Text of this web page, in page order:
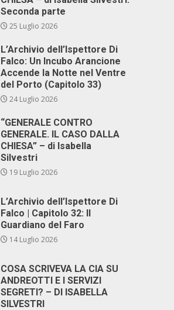
Seconda parte
25 Luglio 2026
L’Archivio dell’Ispettore Di
Falco: Un Incubo Arancione
Accende la Notte nel Ventre
del Porto (Capitolo 33)
24 Luglio 2026
“GENERALE CONTRO
GENERALE. IL CASO DALLA
CHIESA” – di Isabella
Silvestri
19 Luglio 2026
L’Archivio dell’Ispettore Di
Falco | Capitolo 32: Il
Guardiano del Faro
14 Luglio 2026
COSA SCRIVEVA LA CIA SU
ANDREOTTI E I SERVIZI
SEGRETI? – DI ISABELLA
SILVESTRI